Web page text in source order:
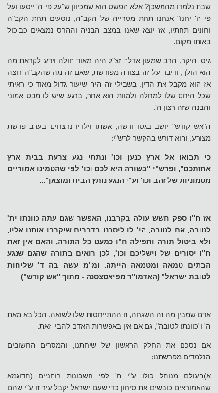
שבת נלמדו מהמשכן? אלא הפשט הוא שמכיוון ש"על פי ה' ייסעו ועל
פי ה' יחנו" אנחנו תחת מטרייה של הקב"ה, נוסעים תחת הקב"ה
וחונים תחתיו, אז יוצא שאנו במצב הבניה וההרס נמצאים כביכול
באותו מקום.
גיסי היקר, הרב שמעון אדלר זצ"ל היה מאוד חולה וידע לקראת מה
הוא הולך, ודיבר על זה בצורה מפורשת, שאם זה מה שהקב"ה רוצה
אז הוא מקבל את הדין. בשבילי זה היה שיעור גדול מאוד כי ראיתי
שכל היחס שלו למחלה ולמוות הוא אחר, ברגע שיש לו מבט אמוני
והבנה שזה רצון ה'.
ה"אש קודש" יושב בגטו ורשה, אשתו וילדיו נרצחים בערב פרשת
מצורע, והוא דורש בהקשר לרש"י:
כי תבואו אל ארץ כנען וכו' ונתתי נגע צרעת בבית ארץ
אחזתכם", ופרש"י "בשורה היא לכם וכו' לפי שהטמינו אמוריים
מטמוניות של זהב וכו' וע"י הנגע נותץ הבית ומוצאן"...
אז ח"ו ספק חשש עולה בקרבנו, האפשר שגם עתה כוונתו ית'
לטובה, אם לטובה, הי' לו ליסרנו בדברים שיקרבו אותנו אליו,
ולא ביטול תורה ותפילה ח"ו כמעט כל התורה, והאם אין זאת
ח"ו יסורים של וישליכם וכו', לכן רואים בתורה שהגם שנגע
הבתים טמאה ומטמאה הייתה, ומ"מ עשה בה ד' שליחות
לטובת ישראל" (האדמו"ר מפיאסצסנה - מתוך "אש קודש")
אדם שמבין מה זה השגחה, זו ההתייחסות שלו לשואה. הכל בא מאת
ה' ו"כוונתו לטובה", גם אם אין באפשרות האדם להבין זאת.
אם נסכם את החלק הראשון של שיחתנו, והמסרים החשובים
הנלמדים מפרשתנו:
א)העולם מנוהל כולו ע"י ה' לפי חשבונות רוחניים (הדוגמא
שהאמוראים כובשים את סיחון כדי שעם ישראל יקבל עיר זו ע"י שהם